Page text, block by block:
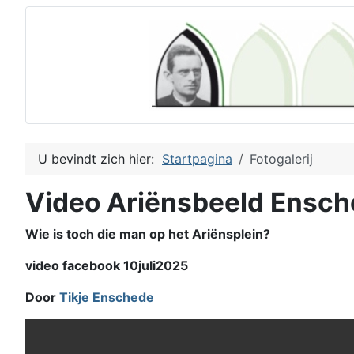
U bevindt zich hier: Startpagina Fotogalerij
Video Ariënsbeeld
Wie is toch die man op het Ariënsplein?
video facebook 10juli2025
Door Tikje Enschede